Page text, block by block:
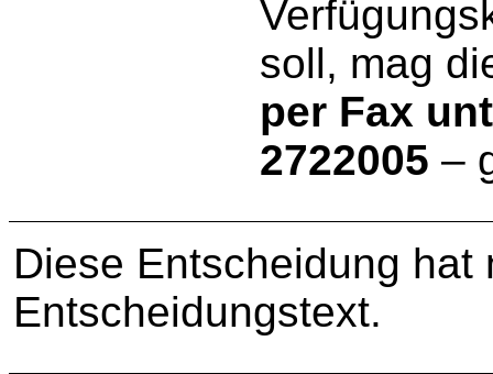
soll, mag
per Fax
2722005 –
Diese Entscheidung hat
Entscheidungstext.